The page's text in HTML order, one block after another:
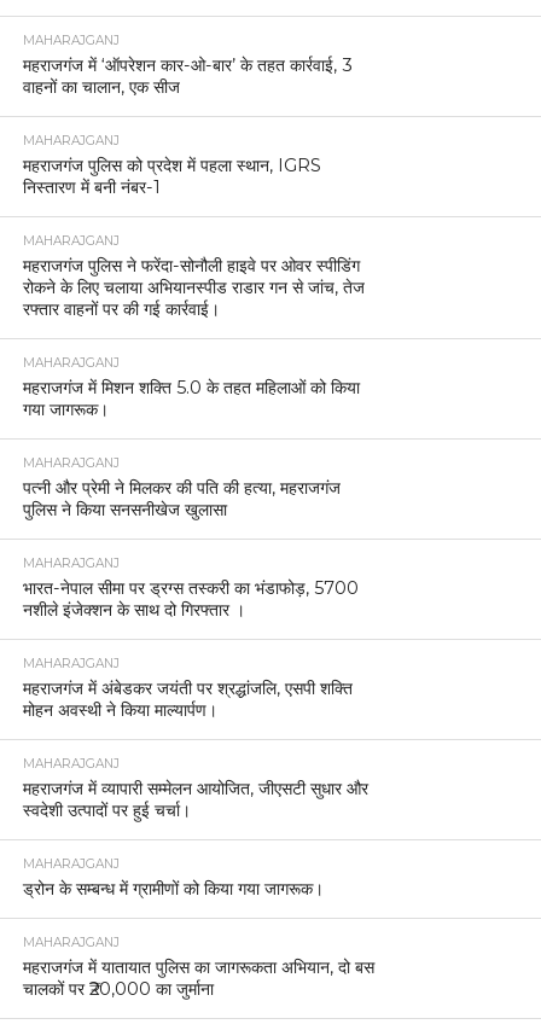
MAHARAJGANJ
महराजगंज में ‘ऑपरेशन कार-ओ-बार’ के तहत कार्रवाई, 3
वाहनों का चालान, एक सीज
MAHARAJGANJ
महराजगंज पुलिस को प्रदेश में पहला स्थान, IGRS
निस्तारण में बनी नंबर-1
MAHARAJGANJ
महराजगंज पुलिस ने फरेंदा-सोनौली हाइवे पर ओवर स्पीडिंग
रोकने के लिए चलाया अभियानस्पीड राडार गन से जांच, तेज
रफ्तार वाहनों पर की गई कार्रवाई।
MAHARAJGANJ
महराजगंज में मिशन शक्ति 5.0 के तहत महिलाओं को किया
गया जागरूक।
MAHARAJGANJ
पत्नी और प्रेमी ने मिलकर की पति की हत्या, महराजगंज
पुलिस ने किया सनसनीखेज खुलासा
MAHARAJGANJ
भारत-नेपाल सीमा पर ड्रग्स तस्करी का भंडाफोड़, 5700
नशीले इंजेक्शन के साथ दो गिरफ्तार ।
MAHARAJGANJ
महराजगंज में अंबेडकर जयंती पर श्रद्धांजलि, एसपी शक्ति
मोहन अवस्थी ने किया माल्यार्पण।
MAHARAJGANJ
महराजगंज में व्यापारी सम्मेलन आयोजित, जीएसटी सुधार और
स्वदेशी उत्पादों पर हुई चर्चा।
MAHARAJGANJ
ड्रोन के सम्बन्ध में ग्रामीणों को किया गया जागरूक।
MAHARAJGANJ
महराजगंज में यातायात पुलिस का जागरूकता अभियान, दो बस
चालकों पर ₹20,000 का जुर्माना